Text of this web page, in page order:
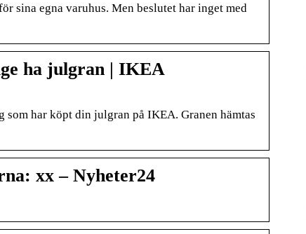
sina egna varuhus. Men beslutet har inget med
ha julgran | IKEA
har köpt din julgran på IKEA. Granen hämtas
xx – Nyheter24